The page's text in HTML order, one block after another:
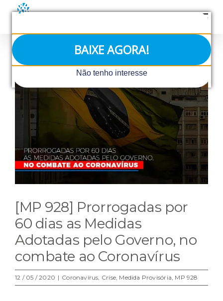
BAIXE AGORA!
Não tenho interesse
conteúdo
View
Larger
Image
[MP 928] Prorrogadas por
60 dias as Medidas
Adotadas pelo Governo, no
combate ao Coronavírus
12 / 05 / 2020 | Coronavírus, Crise, Medida Provisória, MP 928